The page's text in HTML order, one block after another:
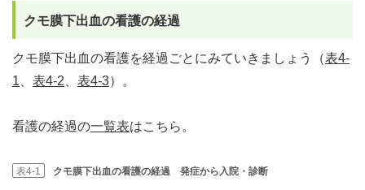
クモ膜下出血の看護の経過
クモ膜下出血の看護を経過ごとにみていきましょう（表4-
1
表4-2 表4-3）。
看護の経過の一覧表はこちら。
表4-1 クモ膜下出血の看護の経過 発症から入院・診断